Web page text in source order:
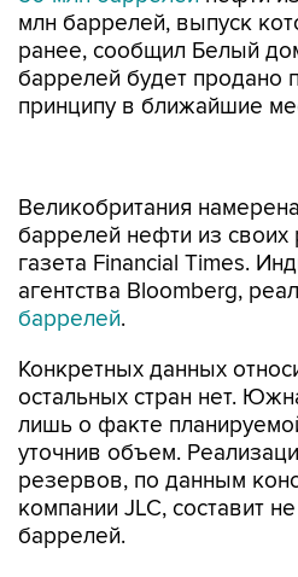
млн баррелей, выпуск
ранее, сообщил Белый
баррелей будет продано
принципу в ближайшие
газета Financial Times.
агентства Bloomberg,
баррелей.
Конкретных данных
лишь о факте
уточнив объем.
резервов, по данным
компании JLC, составит
баррелей.
"США не опубликовали